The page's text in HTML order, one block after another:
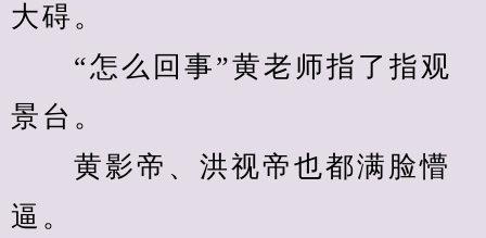
大碍。
“怎么回事”黄老师指了指观
景台。
黄影帝、洪视帝也都满脸懵
逼。